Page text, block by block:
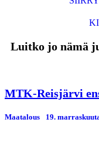
Luitko jo nämä
MTK-Reisjärvi
Maatalous 19.